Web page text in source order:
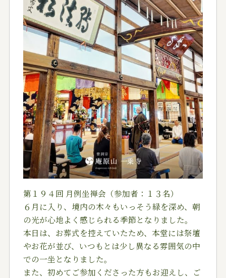
第１９４回 月例坐禅会（参加者：１３名）
６月に入り、境内の木々もいっそう緑を深め、朝
の光が心地よく感じられる季節となりました。
本日は、お葬式を控えていたため、本堂には祭壇
やお花が並び、いつもとは少し異なる雰囲気の中
での一坐となりました。
また、初めてご参加くださった方もお迎えし、ご